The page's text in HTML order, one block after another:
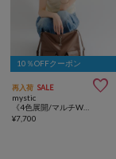
10％OFFクーポン
再入荷 SALE 
mystic
¥7,700